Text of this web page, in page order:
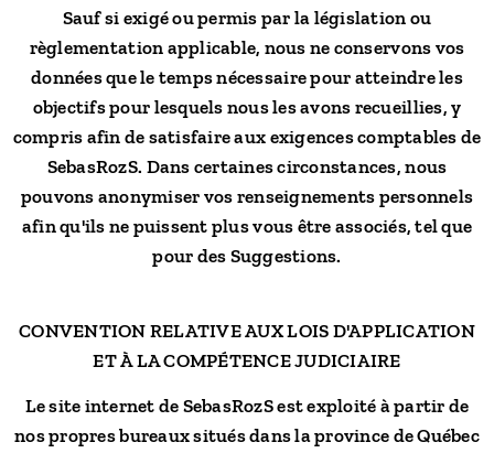
Sauf si exigé ou permis par la législation ou
règlementation applicable, nous ne conservons vos
données que le temps nécessaire pour atteindre les
objectifs pour lesquels nous les avons recueillies, y
compris afin de satisfaire aux exigences comptables de
SebasRozS. Dans certaines circonstances, nous
pouvons anonymiser vos renseignements personnels
afin qu'ils ne puissent plus vous être associés, tel que
pour des Suggestions.
CONVENTION RELATIVE AUX LOIS D'APPLICATION
ET À LA COMPÉTENCE JUDICIAIRE
Le site internet de SebasRozS est exploité à partir de
nos propres bureaux situés dans la province de Québec